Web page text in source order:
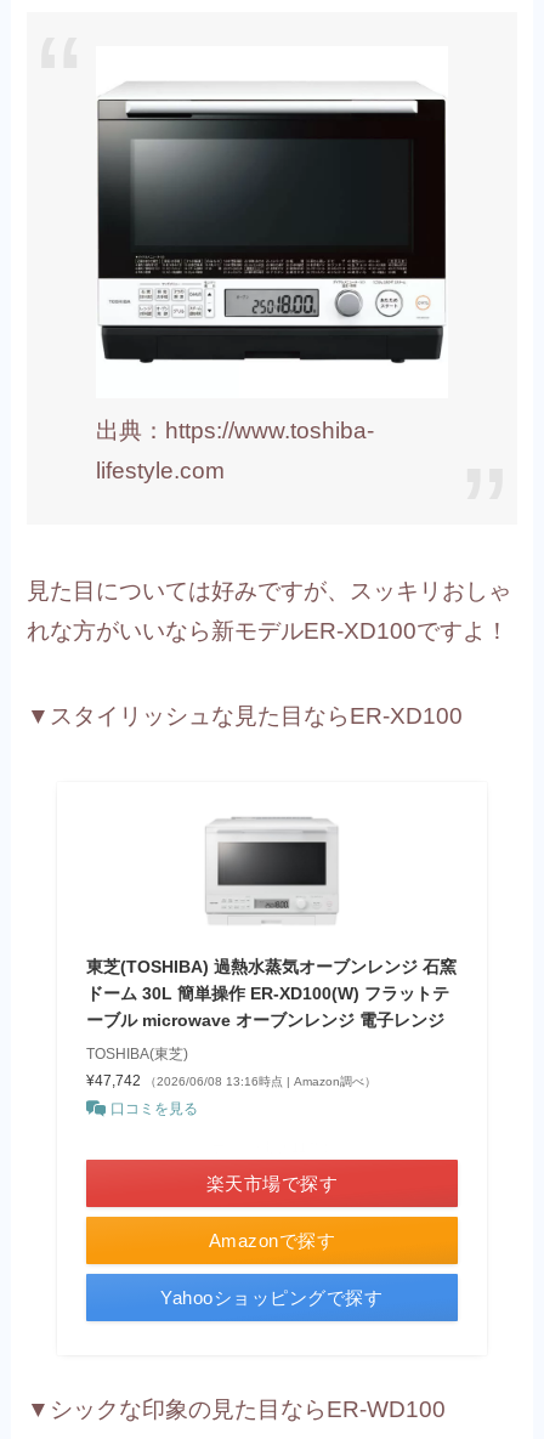
出典：https://www.toshiba-
lifestyle.com
見た目については好みですが、スッキリおしゃ
れな方がいいなら新モデルER-XD100ですよ！
▼スタイリッシュな見た目ならER-XD100
東芝(TOSHIBA) 過熱水蒸気オーブンレンジ 石窯
ドーム 30L 簡単操作 ER-XD100(W) フラットテ
ーブル microwave オーブンレンジ 電子レンジ
TOSHIBA(東芝)
¥47,742
（2026/06/08 13:16時点 | Amazon調べ）
口コミを見る
Amazonで探す
楽天市場で探す
Yahooショッピングで探す
▼シックな印象の見た目ならER-WD100